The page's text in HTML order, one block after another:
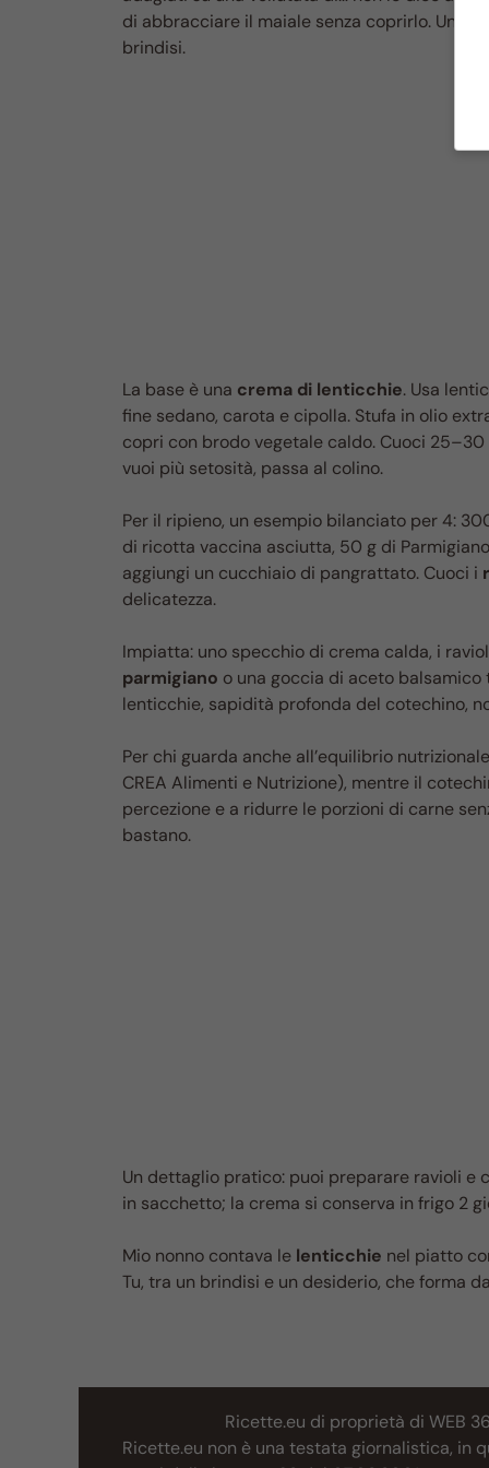
di abbracciare il maiale senza coprirlo. Una
brindisi.
La base è una crema di lenticchie. Usa
fine sedano, carota e cipolla. Stufa in olio
copri con brodo vegetale caldo. Cuoci 25–30
vuoi più setosità, passa al colino.
Per il ripieno, un esempio bilanciato per 4:
di ricotta vaccina asciutta, 50 g di
aggiungi un cucchiaio di pangrattato. Cuoci i
delicatezza.
Impiatta: uno specchio di crema calda, i
parmigiano o una goccia di aceto
lenticchie, sapidità profonda del cotechino,
Per chi guarda anche all’equilibrio
CREA Alimenti e Nutrizione), mentre il
percezione e a ridurre le porzioni di carne
bastano.
Un dettaglio pratico: puoi preparare ravioli e
in sacchetto; la crema si conserva in frigo 2
Mio nonno contava le lenticchie nel piatto
Tu, tra un brindisi e un desiderio, che forma
Ricette.eu di proprietà di WEB
Ricette.eu non è una testata giornalistica, in